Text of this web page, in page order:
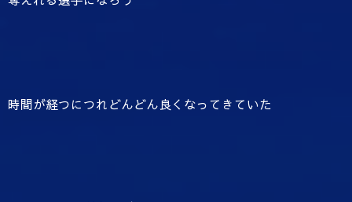
時間が経つにつれどんどん良くなってきていた